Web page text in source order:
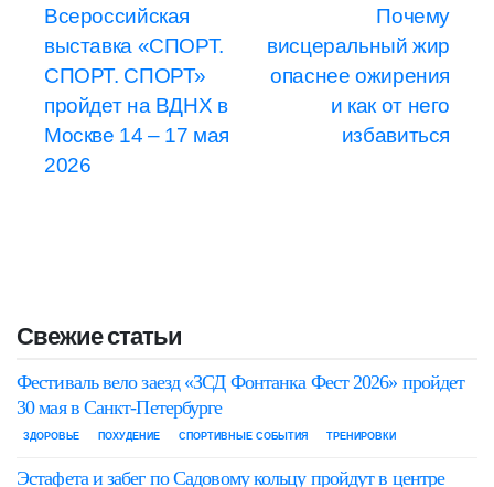
Навигация
по
записям
Почему
висцеральный жир
опаснее ожирения
и как от него
избавиться
Всероссийская
выставка «СПОРТ.
СПОРТ. СПОРТ»
пройдет на ВДНХ в
Москве 14 – 17 мая
2026
Свежие статьи
Фестиваль вело заезд «ЗСД Фонтанка Фест 2026» пройдет
30 мая в Санкт-Петербурге
ЗДОРОВЬЕ ПОХУДЕНИЕ СПОРТИВНЫЕ СОБЫТИЯ ТРЕНИРОВКИ
Эстафета и забег по Садовому кольцу пройдут в центре